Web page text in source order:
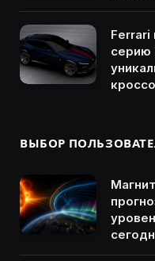
Ferrari
серию
ВЫБОР